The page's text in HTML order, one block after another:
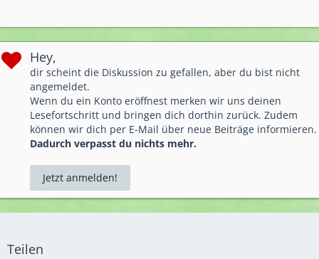
Hey,
dir scheint die Diskussion zu gefallen, aber du bist nicht
angemeldet.
Wenn du ein Konto eröffnest merken wir uns deinen
Lesefortschritt und bringen dich dorthin zurück. Zudem
können wir dich per E-Mail über neue Beiträge informieren.
Dadurch verpasst du nichts mehr.
Jetzt anmelden!
Teilen